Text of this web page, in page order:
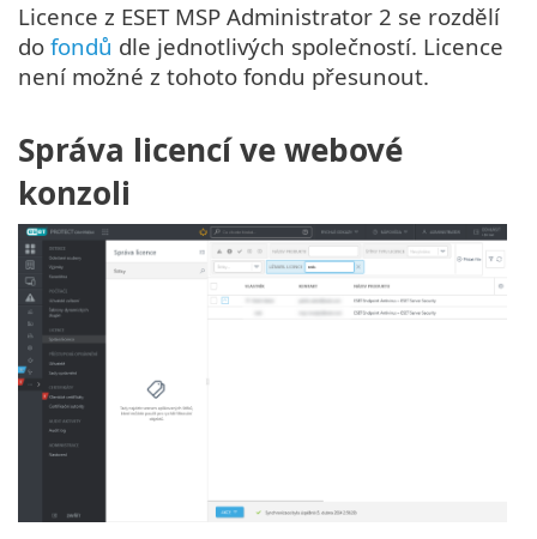
Licence z ESET MSP Administrator 2 se rozdělí
do fondů dle jednotlivých společností. Licence
není možné z tohoto fondu přesunout.
Správa licencí ve webové
konzoli